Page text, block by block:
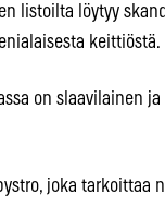
listoilta löytyy
keittiöstä.
on slaavilainen ja
joka tarkoittaa